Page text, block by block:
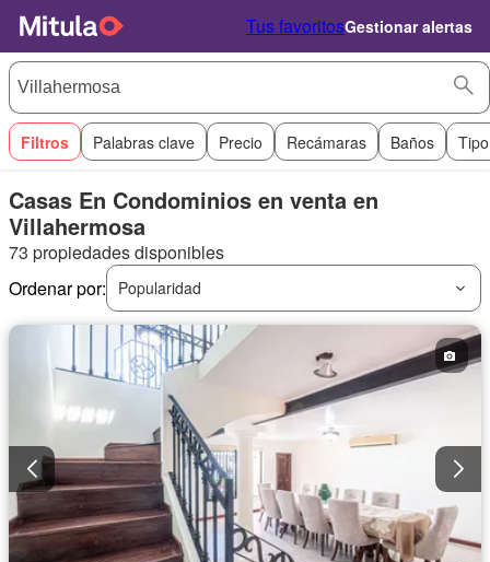
Tus favoritosGestionar alertas
Filtros Palabras clave Precio Recámaras Baños
Casas En Condominios en venta en
Villahermosa
73 propiedades disponibles
Ordenar por:
Popularidad